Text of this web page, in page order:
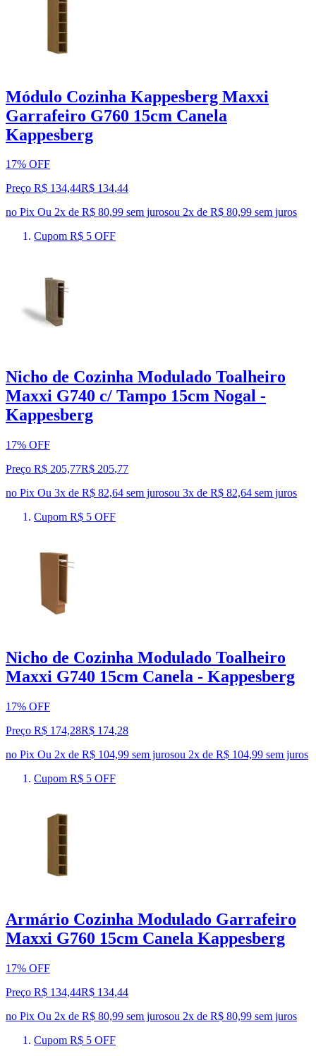
Módulo Cozinha Kappesberg Maxxi
Garrafeiro G760 15cm Canela
Kappesberg
17% OFF
Preço R$ 134,44R$ 134,44
no Pix Ou 2x de R$ 80,99 sem jurosou 2x de R$ 80,99 sem juros
Cupom R$ 5 OFF
Nicho de Cozinha Modulado Toalheiro
Maxxi G740 c/ Tampo 15cm Nogal -
Kappesberg
17% OFF
Preço R$ 205,77R$ 205,77
no Pix Ou 3x de R$ 82,64 sem jurosou 3x de R$ 82,64 sem juros
Cupom R$ 5 OFF
Nicho de Cozinha Modulado Toalheiro
Maxxi G740 15cm Canela - Kappesberg
17% OFF
Preço R$ 174,28R$ 174,28
no Pix Ou 2x de R$ 104,99 sem jurosou 2x de R$ 104,99 sem juros
Cupom R$ 5 OFF
Armário Cozinha Modulado Garrafeiro
Maxxi G760 15cm Canela Kappesberg
17% OFF
Preço R$ 134,44R$ 134,44
no Pix Ou 2x de R$ 80,99 sem jurosou 2x de R$ 80,99 sem juros
Cupom R$ 5 OFF